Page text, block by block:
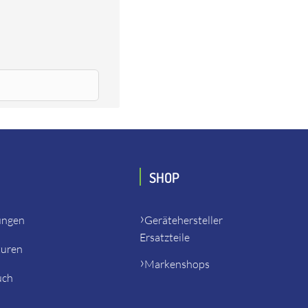
SHOP
Gerätehersteller
Ersatzteile
Markenshops